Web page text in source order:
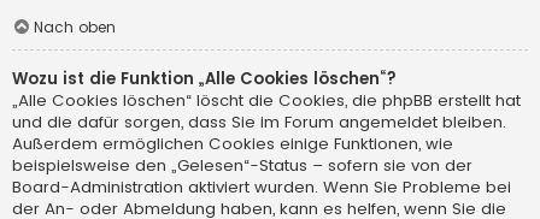
Nach oben
Wozu ist die Funktion „Alle Cookies löschen“?
„Alle Cookies löschen“ löscht die Cookies, die phpBB erstellt hat
und die dafür sorgen, dass Sie im Forum angemeldet bleiben.
Außerdem ermöglichen Cookies einige Funktionen, wie
beispielsweise den „Gelesen“-Status – sofern sie von der
Board-Administration aktiviert wurden. Wenn Sie Probleme bei
der An- oder Abmeldung haben, kann es helfen, wenn Sie die